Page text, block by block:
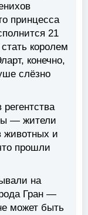
принцесса
21
королем
конечно,
слёзно
— жители
животных и
прошли
на
Гран —
может быть